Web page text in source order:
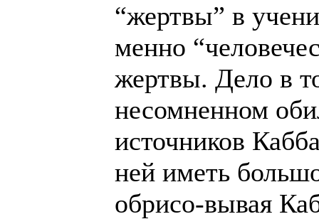
“жертвы” в
менно
жертвы. Дело в
несомненном
источников
ней иметь
обрисо-вывая